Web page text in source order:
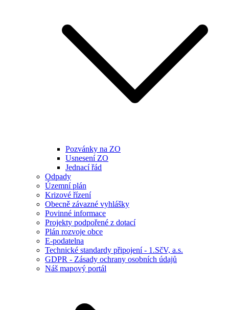
Pozvánky na ZO
Usnesení ZO
Jednací řád
Odpady
Územní plán
Krizové řízení
Obecně závazné vyhlášky
Povinné informace
Projekty podpořené z dotací
Plán rozvoje obce
E-podatelna
Technické standardy připojení - 1.SčV, a.s.
GDPR - Zásady ochrany osobních údajů
Náš mapový portál